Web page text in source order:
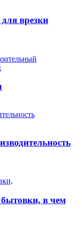
врезки
в чем